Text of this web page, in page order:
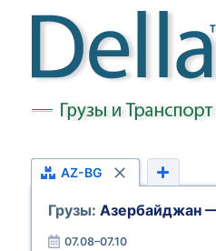
AZ-BG
Грузы: Азербайджан
07.08–07.10